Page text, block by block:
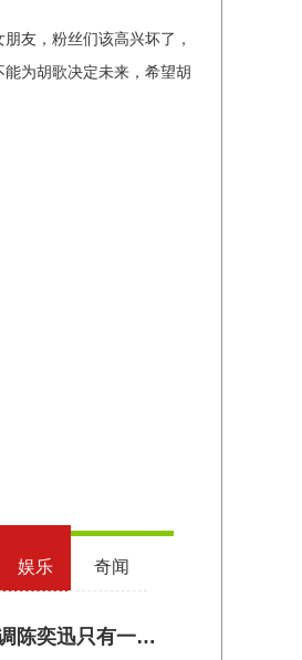
友，粉丝们该高兴坏了，
为胡歌决定未来，希望胡